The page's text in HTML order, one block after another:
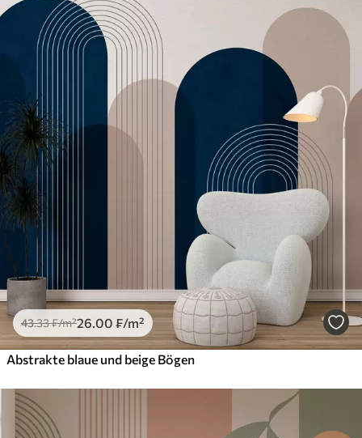
43.33₣/m²26.00 ₣/m²
Abstrakte blaue und beige Bögen